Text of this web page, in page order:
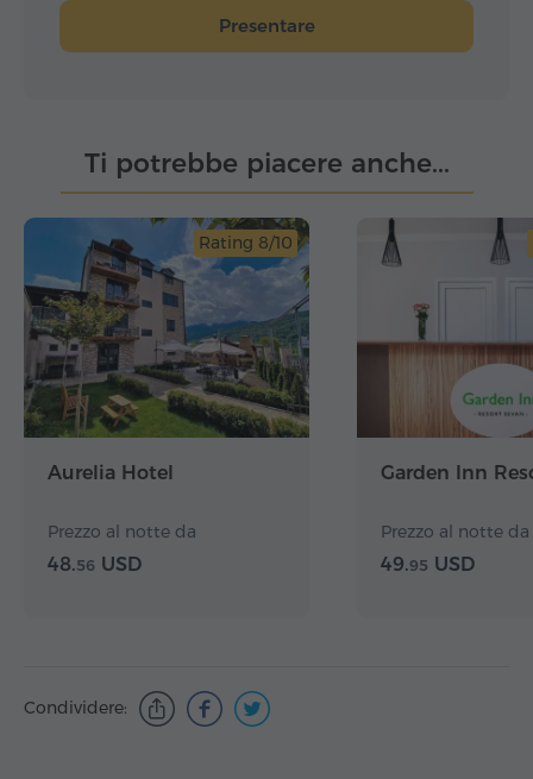
Presentare
Ti potrebbe piacere anche...
Rating 8/10
Aurelia Hotel
Prezzo al notte da
48.56 USD
Garden Inn
Prezzo al notte da
49.95 USD
Condividere: